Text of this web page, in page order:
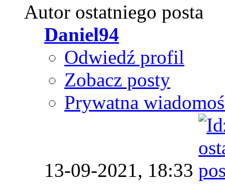
Autor ostatniego posta
Daniel94
Odwiedź profil
Zobacz posty
Prywatna
13-09-2021, 18:33